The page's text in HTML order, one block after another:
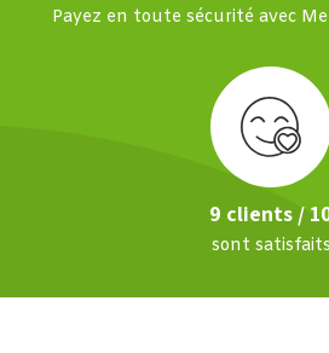
Payez en toute sécurité avec
9 clients /
sont satisfaits